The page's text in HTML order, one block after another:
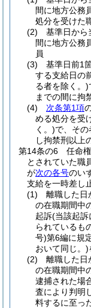
間に地方公務
処分を受けた
(2)
基準日から
間に地方公務
員
(3)
基準日前1
する支給日の
る者を除く。)
までの間に拘
(4)
次条第1項
める処分を受
く。)で、そ
し拘禁刑以上
第14条の6
任命
とされていた職
が次の各号のい
支給を一時差し
(1)
離職した日
の在職期間中
起訴(当該起訴
られているも
号)第6編に規
おいて同じ。)
(2)
離職した日
の在職期間中
逮捕された場
査により判明
料するに至っ